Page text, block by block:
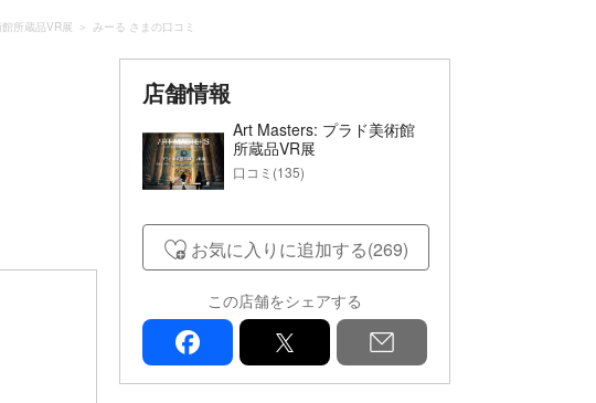
所蔵品VR展 みーる さまの口コミ
店舗情報
Art Masters: プラド美術館
所蔵品VR展
口コミ(135)
お気に入りに追加する(269)
この店舗をシェアする
facebook